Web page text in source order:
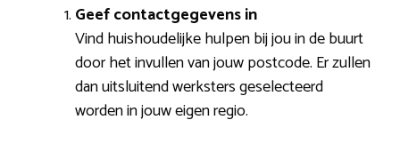
Geef contactgegevens in
Vind huishoudelijke hulpen bij jou in de buurt
door het invullen van jouw postcode. Er zullen
dan uitsluitend werksters geselecteerd
worden in jouw eigen regio.